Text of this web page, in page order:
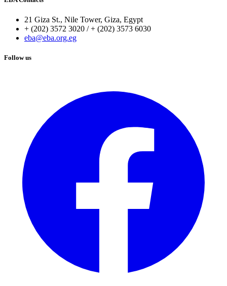
21 Giza St., Nile Tower, Giza, Egypt
+ (202) 3572 3020 / + (202) 3573 6030
eba@eba.org.eg
Follow us